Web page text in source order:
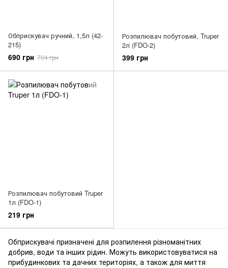
Обприскувач ручний, 1,5л (42-
215)
690 грн 704 грн
Розпилювач побутовий, Truper
2л (FDO-2)
399 грн
Розпилювач побутовий Truper
1л (FDO-1)
219 грн
Обприскувачі призначені для розпилення різноманітних
добрив, води та інших рідин. Можуть використовуватися на
прибудинкових та дачних територіях, а також для миття